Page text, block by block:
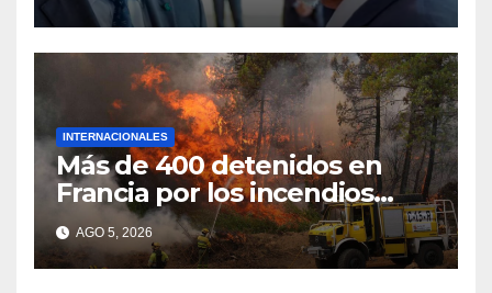
INTERNACIONALES
Más de 400 detenidos en
Francia por los incendios
forestales
AGO 5, 2026